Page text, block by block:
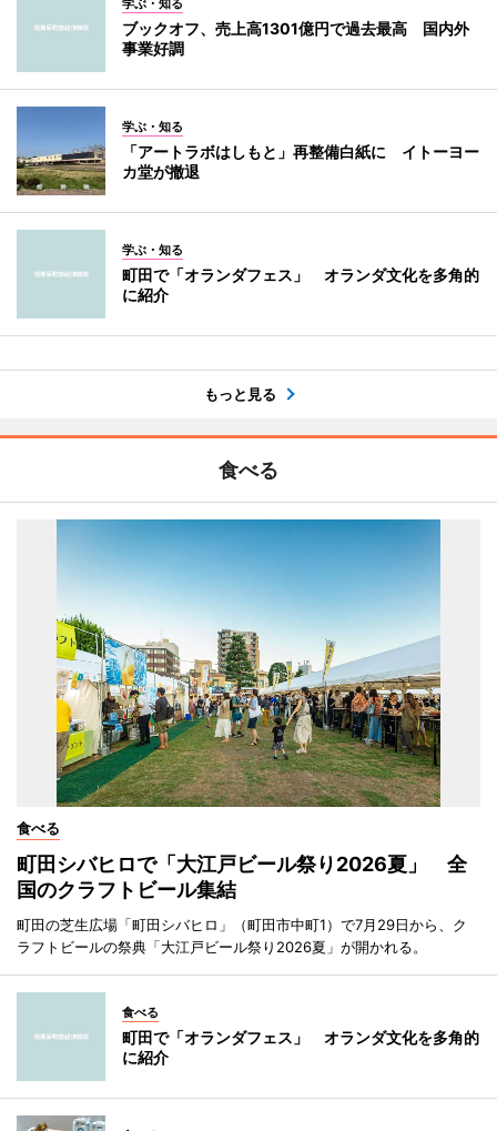
学ぶ・知る
ブックオフ、売上高1301億円で過去最高 国内外
事業好調
学ぶ・知る
「アートラボはしもと」再整備白紙に イトーヨー
カ堂が撤退
学ぶ・知る
町田で「オランダフェス」 オランダ文化を多角的
に紹介
もっと見る
食べる
食べる
町田シバヒロで「大江戸ビール祭り2026夏」 全
国のクラフトビール集結
町田の芝生広場「町田シバヒロ」（町田市中町1）で7月29日から、ク
ラフトビールの祭典「大江戸ビール祭り2026夏」が開かれる。
食べる
町田で「オランダフェス」 オランダ文化を多角的
に紹介